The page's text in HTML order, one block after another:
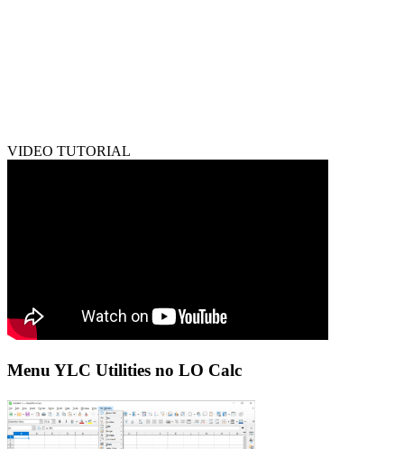
VIDEO TUTORIAL
Menu YLC Utilities no LO Calc